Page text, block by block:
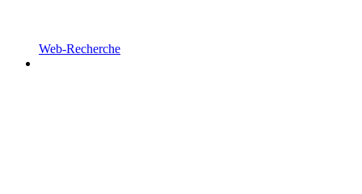
Web-Recherche